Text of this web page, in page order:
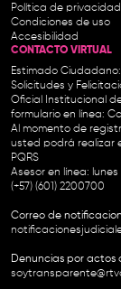
Política de
Condiciones de uso
Accesibilidad
CONTACTO VIRTUAL
Estimado
Solicitudes y
Oficial Institucional de
formulario en línea:
Al momento de
usted podrá realizar
PQRS
Asesor en línea: lunes
(+57) (601) 2200700
Correo de
Denuncias por actos